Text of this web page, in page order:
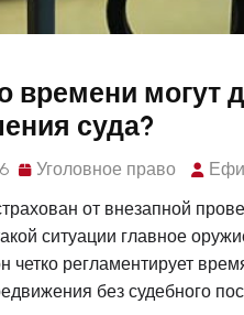
времени могут
суда?
Уголовное право
от внезапной
ситуации главное
четко регламентирует
без судебного